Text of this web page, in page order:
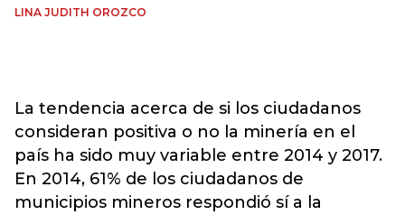
LINA JUDITH OROZCO
La tendencia acerca de si los ciudadanos
consideran positiva o no la minería en el
país ha sido muy variable entre 2014 y 2017.
En 2014, 61% de los ciudadanos de
municipios mineros respondió sí a la